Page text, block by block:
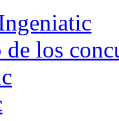
de los